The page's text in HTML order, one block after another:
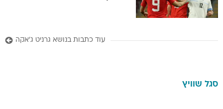
עוד כתבות בנושא גרניט ג'אקה
סגל שוויץ